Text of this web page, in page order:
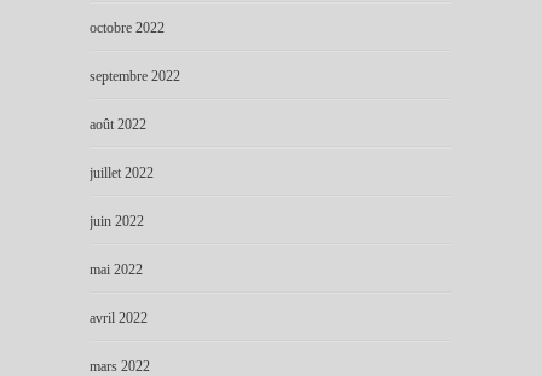
octobre 2022
septembre 2022
août 2022
juillet 2022
juin 2022
mai 2022
avril 2022
mars 2022